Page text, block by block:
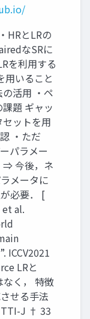
HRとLRの
なSRに
を利⽤する
いること
活⽤ ・ペ
題 ギャッ
ットを⽤
・ただ
パラメー
⇒ 今後，ネ
メータに
必要． [
et al.
ICCV2021
LRと
く， 特徴
せる⼿法
TTI-J † 33